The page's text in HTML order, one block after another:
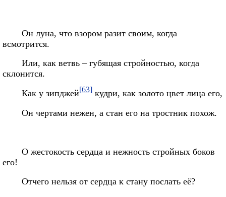
Он луна, что взором разит своим, когда
всмотрится.
Или, как ветвь – губящая стройностью, когда
склонится.
Как у зипджей[63]кудри, как золото цвет лица его,
Он чертами нежен, а стан его на тростник похож.
О жестокость сердца и нежность стройных боков
его!
Отчего нельзя от сердца к стану послать её?